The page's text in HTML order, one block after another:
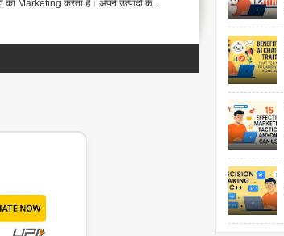
का Marketing करता है। अपने उत्पादों के...